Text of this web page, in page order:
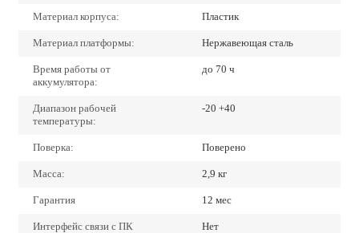
Материал корпуса: Пластик
Материал платформы: Нержавеющая сталь
Время работы от
аккумулятора:
до 70 ч
Диапазон рабочей
температуры:
-20 +40
Поверка: Поверено
Масса: 2,9 кг
Гарантия 12 мес
Интерфейс связи с ПК Нет